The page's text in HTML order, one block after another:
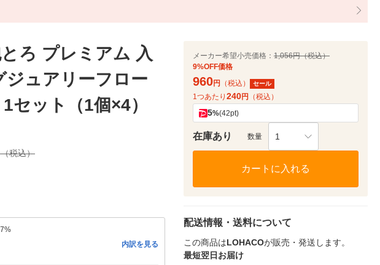
ろ プレミアム 入
ジュアリーフロー
セット（1個×4）
税込）
内訳を見る
メーカー希望小売価格： 1,056円（税込）
9%OFF価格
960円 （税込） セール
1つあたり 240円 （税込）
5%(42pt)
在庫あり 数量 1
カートに入れる
配送情報・送料について
この商品はLOHACOが販売・発送します。
最短翌日お届け